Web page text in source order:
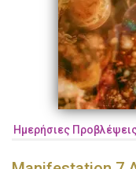
Ημερήσιες